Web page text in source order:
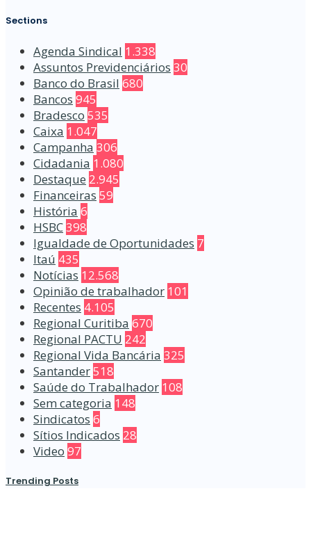
Sections
Agenda Sindical 1.338
Assuntos Previdenciários 30
Banco do Brasil 680
Bancos 945
Bradesco 535
Caixa 1.047
Campanha 306
Cidadania 1.080
Destaque 2.945
Financeiras 59
História 6
HSBC398
Igualdade de Oportunidades 7
Itaú 435
Notícias 12.568
Opinião de trabalhador 101
Recentes 4.105
Regional Curitiba 670
Regional PACTU 242
Regional Vida Bancária 325
Santander518
Saúde do Trabalhador 108
Sem categoria 148
Sindicatos 6
Sítios Indicados 28
Video 97
Trending Posts